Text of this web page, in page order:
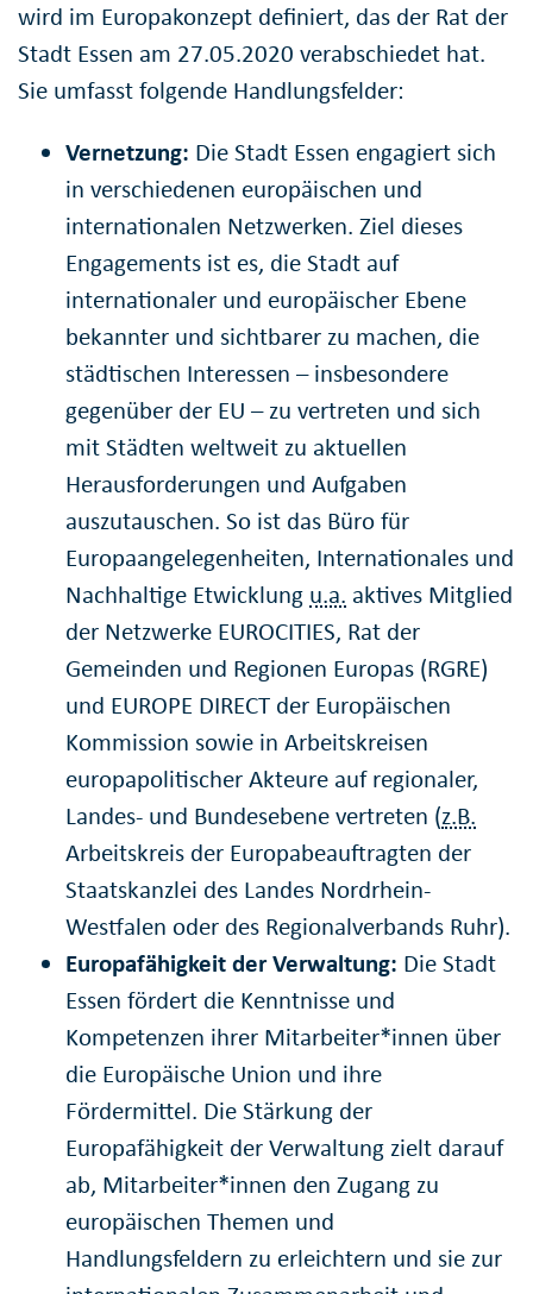
wird im Europakonzept definiert, das der Rat der
Stadt Essen am 27.05.2020 verabschiedet hat.
Sie umfasst folgende Handlungsfelder:
Vernetzung: Die Stadt Essen engagiert sich
in verschiedenen europäischen und
internationalen Netzwerken. Ziel dieses
Engagements ist es, die Stadt auf
internationaler und europäischer Ebene
bekannter und sichtbarer zu machen, die
städtischen Interessen – insbesondere
gegenüber der EU – zu vertreten und sich
mit Städten weltweit zu aktuellen
Herausforderungen und Aufgaben
auszutauschen. So ist das Büro für
Europaangelegenheiten, Internationales und
Nachhaltige Etwicklung u.a. aktives Mitglied
der Netzwerke EUROCITIES, Rat der
Gemeinden und Regionen Europas (RGRE)
und EUROPE DIRECT der Europäischen
Kommission sowie in Arbeitskreisen
europapolitischer Akteure auf regionaler,
Landes- und Bundesebene vertreten (z.B.
Arbeitskreis der Europabeauftragten der
Staatskanzlei des Landes Nordrhein-
Westfalen oder des Regionalverbands Ruhr).
Europafähigkeit der Verwaltung: Die Stadt
Essen fördert die Kenntnisse und
Kompetenzen ihrer Mitarbeiter*innen über
die Europäische Union und ihre
Fördermittel. Die Stärkung der
Europafähigkeit der Verwaltung zielt darauf
ab, Mitarbeiter*innen den Zugang zu
europäischen Themen und
Handlungsfeldern zu erleichtern und sie zur